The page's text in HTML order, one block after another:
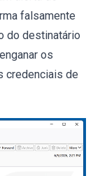
falsamente
do destinatário
os
credenciais de